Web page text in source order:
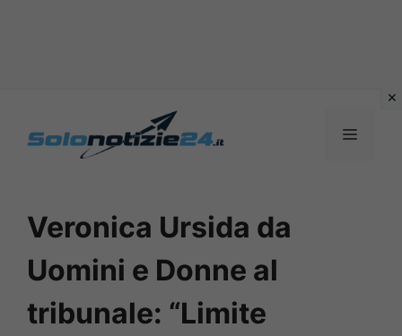
MENU
Veronica Ursida da
Uomini e Donne al
tribunale: “Limite